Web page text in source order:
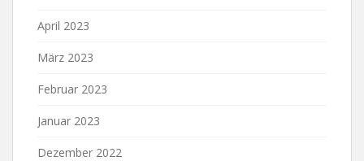
April 2023
März 2023
Februar 2023
Januar 2023
Dezember 2022